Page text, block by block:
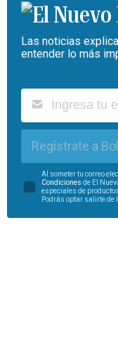
Las noticias
entender lo más
Regístrate a
Al someter tu correo
Condiciones de El
especiales de
Podrás optar salirte de